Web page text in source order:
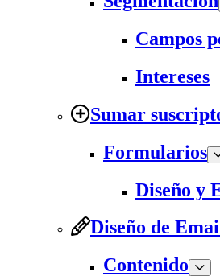
Campos
Intereses
Sumar
Formularios
Diseño y
Diseño de
Contenido